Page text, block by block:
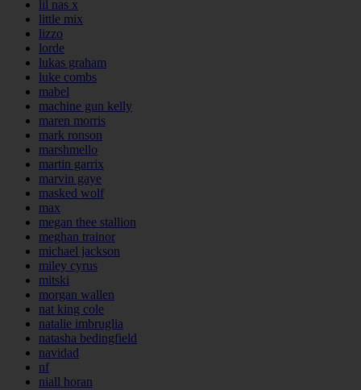
lil nas x
little mix
lizzo
lorde
lukas graham
luke combs
mabel
machine gun kelly
maren morris
mark ronson
marshmello
martin garrix
marvin gaye
masked wolf
max
megan thee stallion
meghan trainor
michael jackson
miley cyrus
mitski
morgan wallen
nat king cole
natalie imbruglia
natasha bedingfield
navidad
nf
niall horan